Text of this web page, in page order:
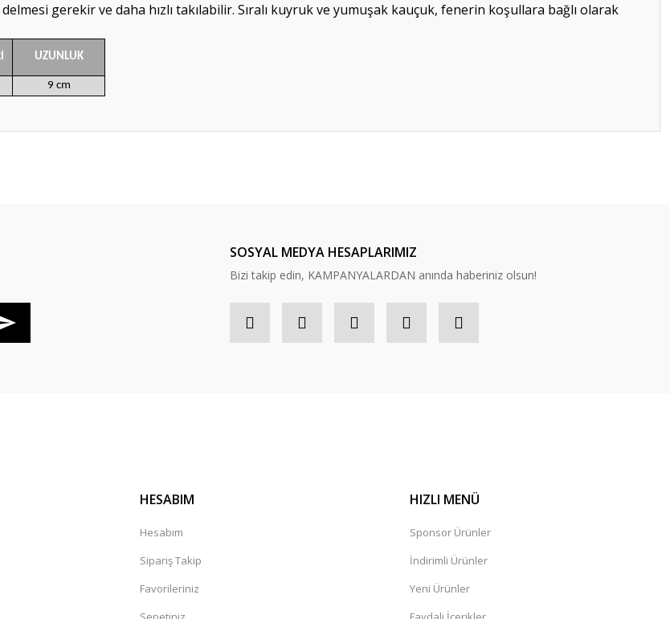
gerekir ve daha hızlı takılabilir. Sıralı kuyruk ve yumuşak kauçuk, fenerin koşullara bağlı olarak
UZUNLUK
9 cm
SOSYAL MEDYA HESAPLARIMIZ
Bizi takip edin, KAMPANYALARDAN anında haberiniz olsun!
HESABIM
Hesabım
Sipariş Takip
Favorileriniz
HIZLI MENÜ
Sponsor Ürünler
İndirimli Ürünler
Yeni Ürünler